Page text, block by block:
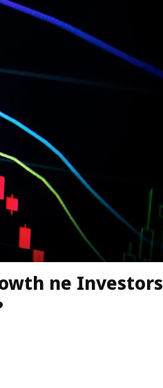
ne Investors